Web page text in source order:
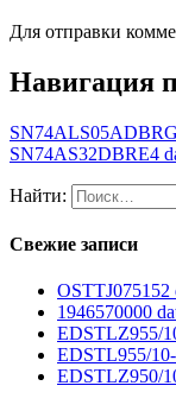
Для отправки
Навигация
SN74AS32DBRE4
Найти:
Свежие записи
OSTTJ075152
1946570000
EDSTLZ955/
EDSTL955/
EDSTLZ950/